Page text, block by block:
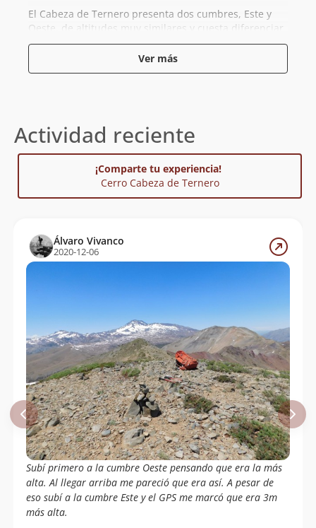
El Cabeza de Ternero presenta dos cumbres, Este y
Oeste, de altitudes muy similares y cuesta diferenciar
cuál de las dos es más alta. Según mediciones
realizadas con GPS sería más elevada la cumbre Este
por apenas un par de metros.
Del mismo modo, puede conjeturarse que fue alguno
cordillera quien creyó ver en el macizo la silueta de
una cabeza de ternero y lo llamó por este nombre.
Ver más
Actividad reciente
¡Comparte tu experiencia!
Cerro Cabeza de Ternero
Álvaro Vivanco
2020-12-06
Subí primero a la cumbre Oeste pensando que era la más
alta. Al llegar arriba me pareció que era así. A pesar de
eso subí a la cumbre Este y el GPS me marcó que era 3m
más alta.